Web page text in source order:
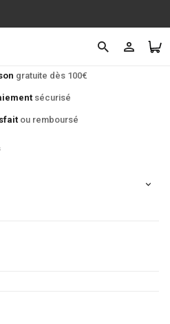
gratuite dès 100€
sécurisé
ou remboursé